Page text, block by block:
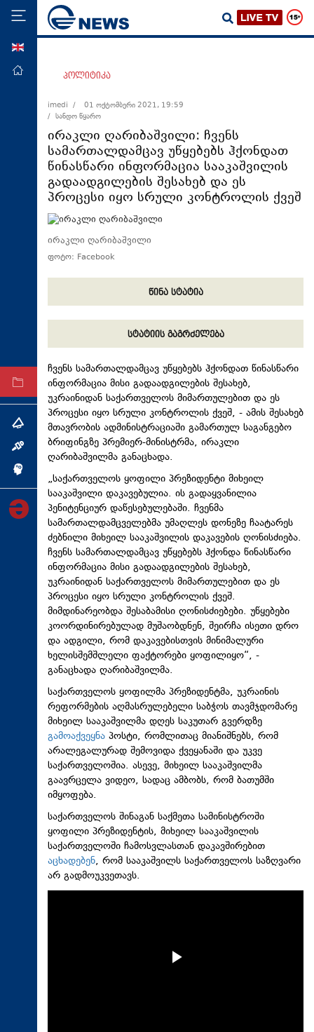
მთავარი
ეკონომიკა
მსოფლიო
ჯანდაცვა
საზოგადოება
რეგიონი
კულტურა
ტაბლოიდი
არქივი
თემა
ინტერვიუ
პოლიტიკა
imedi /
01 ოქტომბერი 2021, 19:59
/ სანდო წყარო
ირაკლი ღარიბაშვილი: ჩვენს
სამართალდამცავ უწყებებს ჰქონდათ
წინასწარი ინფორმაცია სააკაშვილის
გადაადგილების შესახებ და ეს
პროცესი იყო სრული კონტროლის ქვეშ
ირაკლი ღარიბაშვილი
ფოტო: Facebook
წინა სტატია
სტატიის გაგრძელება
ჩვენს სამართალდამცავ უწყებებს ჰქონდათ წინასწარი
ინფორმაცია მისი გადაადგილების შესახებ,
უკრაინიდან საქართველოს მიმართულებით და ეს
პროცესი იყო სრული კონტროლის ქვეშ, - ამის შესახებ
მთავრობის ადმინისტრაციაში გამართულ საგანგებო
ბრიფინგზე პრემიერ-მინისტრმა, ირაკლი
ღარიბაშვილმა განაცხადა.
„საქართველოს ყოფილი პრეზიდენტი მიხეილ
სააკაშვილი დაკავებულია. ის გადაყვანილია
პენიტენციურ დაწესებულებაში. ჩვენმა
სამართალდამცველებმა უმაღლეს დონეზე ჩაატარეს
ძებნილი მიხეილ სააკაშვილის დაკავების ღონისძიება.
ჩვენს სამართალდამცავ უწყებებს ჰქონდა წინასწარი
ინფორმაცია მისი გადაადგილების შესახებ,
უკრაინიდან საქართველოს მიმართულებით და ეს
პროცესი იყო სრული კონტროლის ქვეშ.
მიმდინარეობდა შესაბამისი ღონისძიებები. უწყებები
კოორდინირებულად მუშაობდნენ, შეირჩა ისეთი დრო
და ადგილი, რომ დაკავებისთვის მინიმალური
ხელისშემშლელი ფაქტორები ყოფილიყო“, -
განაცხადა ღარიბაშვილმა.
საქართველოს ყოფილმა პრეზიდენტმა, უკრაინის
რეფორმების აღმასრულებელი საბჭოს თავმჯდომარე
მიხეილ სააკაშვილმა დღეს საკუთარ გვერდზე
გამოაქვეყნა პოსტი, რომლითაც მიანიშნებს, რომ
არალეგალურად შემოვიდა ქვეყანაში და უკვე
საქართველოშია. ასევე, მიხეილ სააკაშვილმა
გაავრცელა ვიდეო, სადაც ამბობს, რომ ბათუმში
იმყოფება.
საქართველოს შინაგან საქმეთა სამინისტროში
ყოფილი პრეზიდენტის, მიხეილ სააკაშვილის
საქართველოში ჩამოსვლასთან დაკავშირებით
აცხადებენ, რომ სააკაშვილს საქართველოს საზღვარი
არ გადმოუკვეთავს.